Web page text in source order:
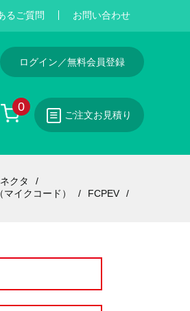
るご質問 お問い合わせ
ログイン／無料会員登録
0
ご注文お見積り
クタ
マイクコード）
FCPEV